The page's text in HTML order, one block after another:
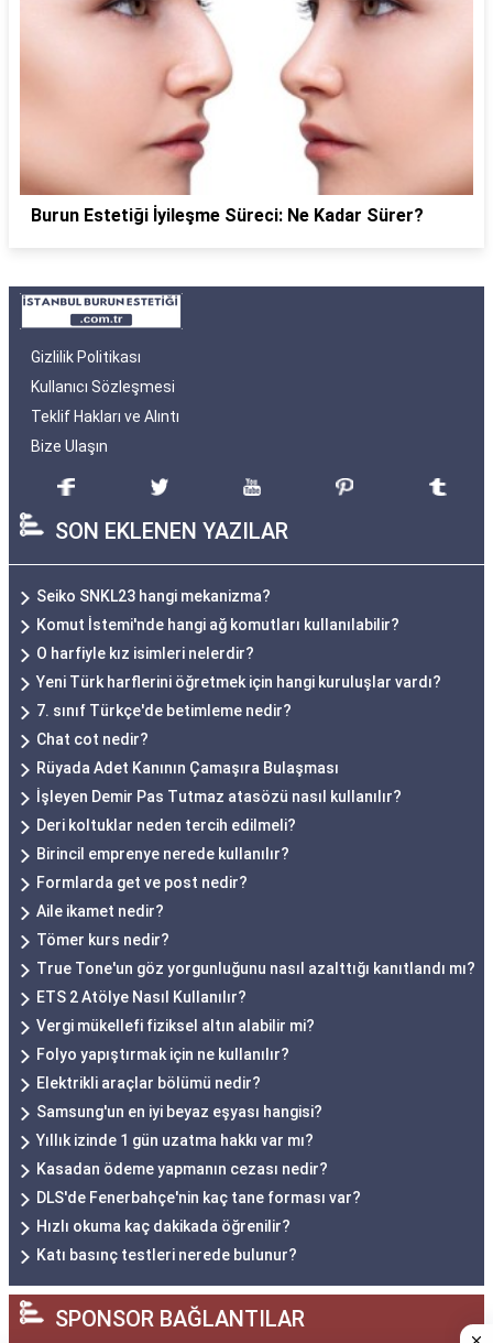
Burun Estetiği İyileşme Süreci: Ne Kadar Sürer?
Gizlilik Politikası
Kullanıcı Sözleşmesi
Teklif Hakları ve Alıntı
Bize Ulaşın
SON EKLENEN YAZILAR
Seiko SNKL23 hangi mekanizma?
Komut İstemi'nde hangi ağ komutları kullanılabilir?
O harfiyle kız isimleri nelerdir?
Yeni Türk harflerini öğretmek için hangi kuruluşlar vardı?
7. sınıf Türkçe'de betimleme nedir?
Chat cot nedir?
Rüyada Adet Kanının Çamaşıra Bulaşması
İşleyen Demir Pas Tutmaz atasözü nasıl kullanılır?
Deri koltuklar neden tercih edilmeli?
Birincil emprenye nerede kullanılır?
Formlarda get ve post nedir?
Aile ikamet nedir?
Tömer kurs nedir?
True Tone'un göz yorgunluğunu nasıl azalttığı kanıtlandı mı?
ETS 2 Atölye Nasıl Kullanılır?
Vergi mükellefi fiziksel altın alabilir mi?
Folyo yapıştırmak için ne kullanılır?
Elektrikli araçlar bölümü nedir?
Samsung'un en iyi beyaz eşyası hangisi?
Yıllık izinde 1 gün uzatma hakkı var mı?
Kasadan ödeme yapmanın cezası nedir?
DLS'de Fenerbahçe'nin kaç tane forması var?
Hızlı okuma kaç dakikada öğrenilir?
Katı basınç testleri nerede bulunur?
SPONSOR BAĞLANTILAR